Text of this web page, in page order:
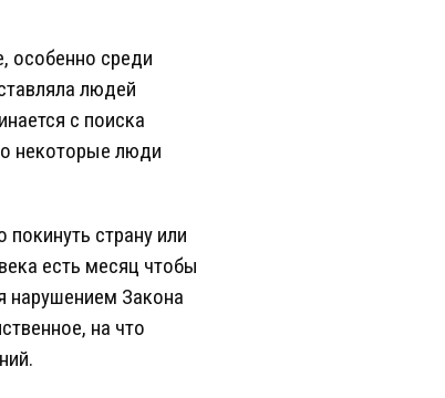
особенно среди
людей
с поиска
некоторые люди
страну или
есть месяц чтобы
нарушением Закона
на что